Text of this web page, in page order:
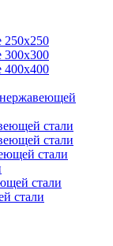
250х250
300х300
400х400
стали
стали
стали
стали
стали